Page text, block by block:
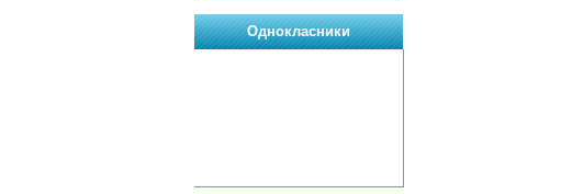
Однокласники